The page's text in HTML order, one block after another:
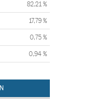
82,21 %
17,79 %
0,75 %
0,94 %